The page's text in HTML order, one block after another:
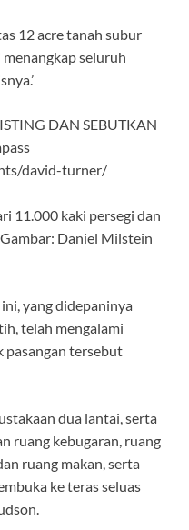
12 acre tanah subur
seluruh
11.000 kaki persegi dan
Daniel Milstein
yang didepaninya
telah mengalami
pasangan tersebut
dua lantai, serta
ruang kebugaran, ruang
ruang makan, serta
ke teras seluas